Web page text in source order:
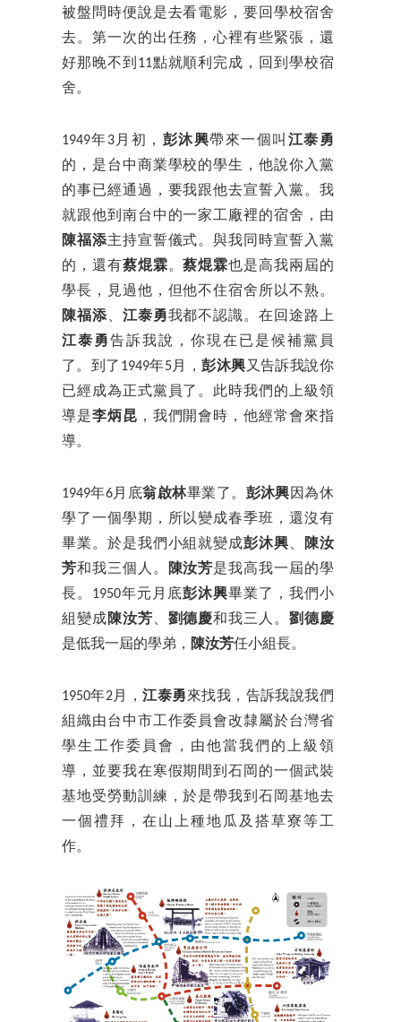
被盤問時便說是去看電影，要回學校宿舍
去。第一次的出任務，心裡有些緊張，還
好那晚不到11點就順利完成，回到學校宿
舍。
1949年3月初， 彭沐興帶來一個叫 江泰勇
的，是台中商業學校的學生，他說你入黨
的事已經通過，要我跟他去宣誓入黨。我
就跟他到南台中的一家工廠裡的宿舍，由
陳福添主持宣誓儀式。與我同時宣誓入黨
的，還有 蔡焜霖。蔡焜霖也是高我兩屆的
學長，見過他，但他不住宿舍所以不熟。
陳福添、 江泰勇我都不認識。在回途路上
江泰勇告訴我說，你現在已是候補黨員
了。到了1949年5月，彭沐興又告訴我說你
已經成為正式黨員了。此時我們的上級領
導是李炳昆 ，我們開會時，他經常會來指
導。
1949年6月底翁啟林畢業了。 彭沐興因為休
學了一個學期，所以變成春季班，還沒有
畢業。於是我們小組就變成彭沐興、
陳汝
芳和我三個人。 陳汝芳是我高我一屆的學
長。1950年元月底彭沐興畢業了，我們小
組變成陳汝芳、 劉德慶和我三人。 劉德慶
是低我一屆的學弟， 陳汝芳任小組長。
1950年2月，江泰勇來找我，告訴我說我們
組織由台中市工作委員會改隸屬於台灣省
學生工作委員會，由他當我們的上級領
導，並要我在寒假期間到石岡的一個武裝
基地受勞動訓練，於是帶我到石岡基地去
一個禮拜，在山上種地瓜及搭草寮等工
作。